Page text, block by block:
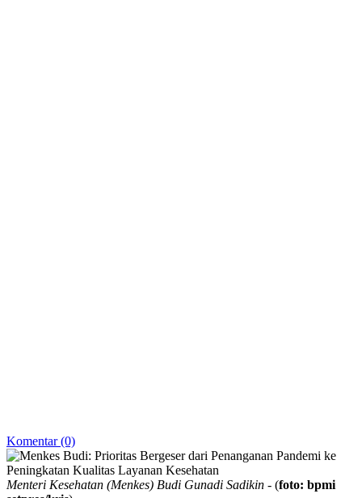
Komentar (0)
Menteri Kesehatan (Menkes) Budi Gunadi Sadikin - (foto: bpmi